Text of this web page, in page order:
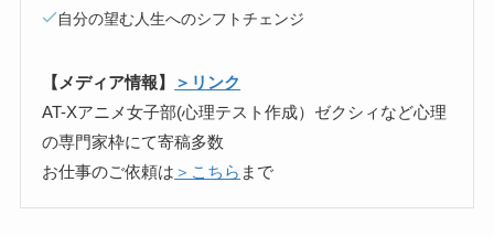
自分の望む人生へのシフトチェンジ
【メディア情報】
＞リンク
AT-Xアニメ女子部(心理テスト作成）ゼクシィなど心理
の専門家枠にて寄稿多数
お仕事のご依頼は ＞こちら まで